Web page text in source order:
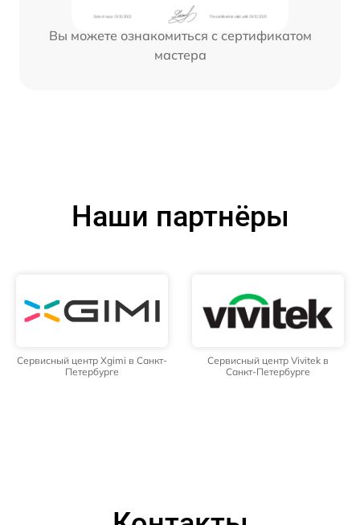
Вы можете ознакомиться с сертификатом
мастера
Наши партнёры
Сервисный центр Xgimi в Санкт-
Петербурге
Сервисный центр Vivitek в
Санкт-Петербурге